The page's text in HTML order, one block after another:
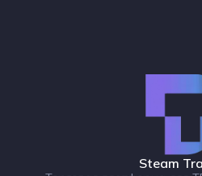
Steam